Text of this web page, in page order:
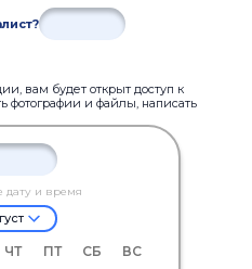
вам будет открыт доступ к
фотографии и файлы, написать
дату и время
ЧТ ПТ СБ
ВС